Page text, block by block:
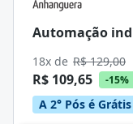
Automação
18x de R$ 129,00
R$ 109,65 -15%
A 2° Pós é Grátis